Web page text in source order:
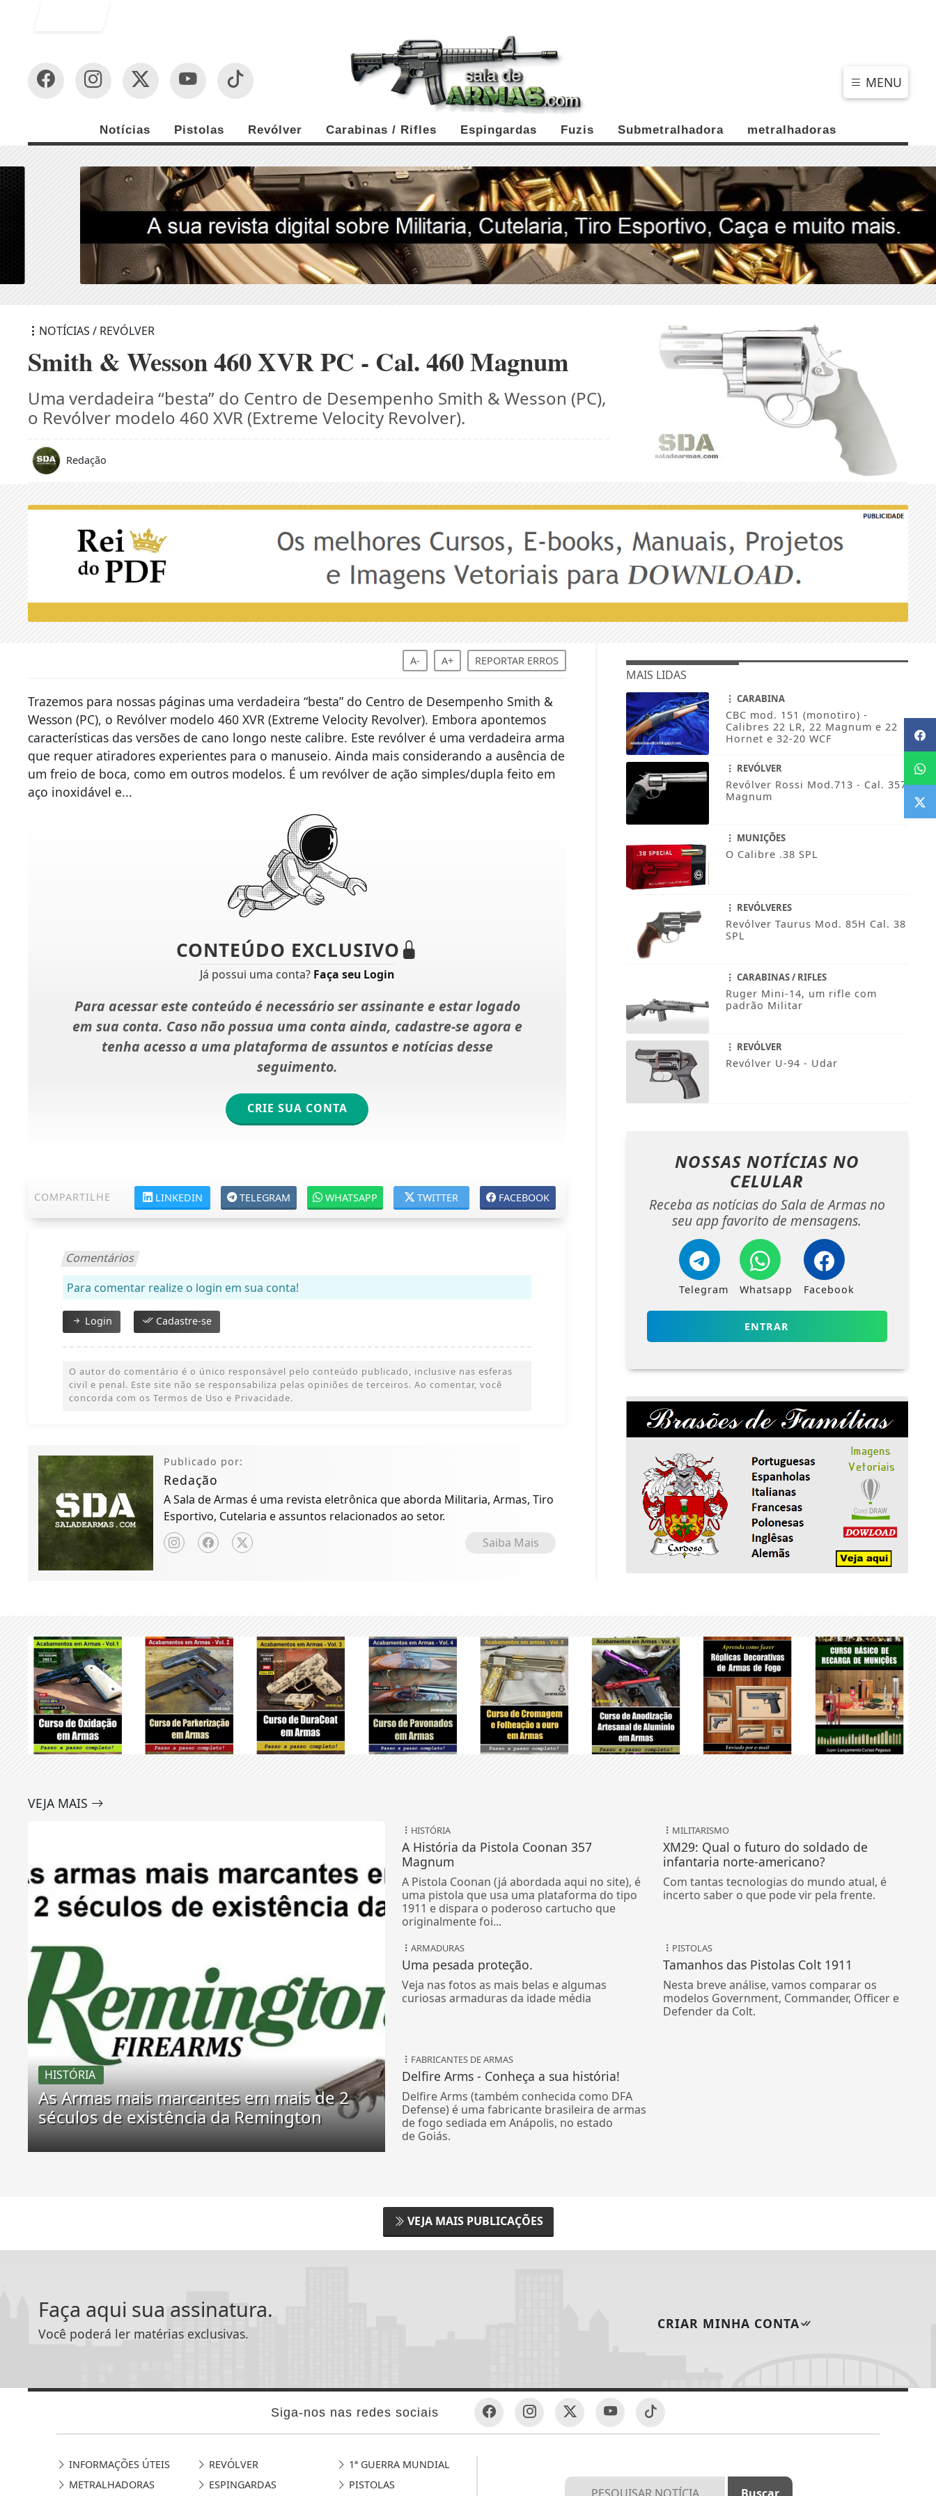
MENU
Notícias Pistolas Revólver Carabinas / Rifles Espingardas Fuzis Submetralhadora metralhadoras
NOTÍCIAS / REVÓLVER
Smith & Wesson 460 XVR PC - Cal. 460 Magnum
Uma verdadeira “besta” do Centro de Desempenho Smith & Wesson (PC),
o Revólver modelo 460 XVR (Extreme Velocity Revolver).
Redação
A- A+ REPORTAR ERROS
Trazemos para nossas páginas uma verdadeira “besta” do Centro de Desempenho Smith &
Wesson (PC), o Revólver modelo 460 XVR (Extreme Velocity Revolver). Embora apontemos
características das versões de cano longo neste calibre. Este revólver é uma verdadeira arma
que requer atiradores experientes para o manuseio. Ainda mais considerando a ausência de
um freio de boca, como em outros modelos. É um revólver de ação simples/dupla feito em
aço inoxidável e...
CONTEÚDO EXCLUSIVO
Já possui uma conta? Faça seu Login
Para acessar este conteúdo é necessário ser assinante e estar logado
em sua conta. Caso não possua uma conta ainda, cadastre-se agora e
tenha acesso a uma plataforma de assuntos e notícias desse
seguimento.
CRIE SUA CONTA
COMPARTILHE FACEBOOK
TWITTER
WHATSAPP
TELEGRAM
LINKEDIN
Comentários
Para comentar realize o login em sua conta!
Login Cadastre-se
O autor do comentário é o único responsável pelo conteúdo publicado, inclusive nas esferas
civil e penal. Este site não se responsabiliza pelas opiniões de terceiros. Ao comentar, você
concorda com os Termos de Uso e Privacidade.
Publicado por:
Redação
A Sala de Armas é uma revista eletrônica que aborda Militaria, Armas, Tiro
Esportivo, Cutelaria e assuntos relacionados ao setor.
Saiba Mais
MAIS LIDAS
CARABINA
CBC mod. 151 (monotiro) -
Calibres 22 LR, 22 Magnum e 22
Hornet e 32-20 WCF
REVÓLVER
Revólver Rossi Mod.713 - Cal. 357
Magnum
MUNIÇÕES
O Calibre .38 SPL
REVÓLVERES
Revólver Taurus Mod. 85H Cal. 38
SPL
CARABINAS / RIFLES
Ruger Mini-14, um rifle com
padrão Militar
REVÓLVER
Revólver U-94 - Udar
NOSSAS NOTÍCIAS NO
CELULAR
Receba as notícias do Sala de Armas no
seu app favorito de mensagens.
Telegram Whatsapp Facebook
ENTRAR
VEJA MAIS
HISTÓRIA
As Armas mais marcantes em mais de 2
séculos de existência da Remington
HISTÓRIA
A História da Pistola Coonan 357
Magnum
A Pistola Coonan (já abordada aqui no site), é
uma pistola que usa uma plataforma do tipo
1911 e dispara o poderoso cartucho que
originalmente foi...
MILITARISMO
XM29: Qual o futuro do soldado de
infantaria norte-americano?
Com tantas tecnologias do mundo atual, é
incerto saber o que pode vir pela frente.
ARMADURAS
Uma pesada proteção.
Veja nas fotos as mais belas e algumas
curiosas armaduras da idade média
PISTOLAS
Tamanhos das Pistolas Colt 1911
Nesta breve análise, vamos comparar os
modelos Government, Commander, Officer e
Defender da Colt.
FABRICANTES DE ARMAS
Delfire Arms - Conheça a sua história!
Delfire Arms (também conhecida como DFA
Defense) é uma fabricante brasileira de armas
de fogo sediada em Anápolis, no estado
de Goiás.
VEJA MAIS PUBLICAÇÕES
Faça aqui sua assinatura.
Você poderá ler matérias exclusivas.
CRIAR MINHA CONTA
Siga-nos nas redes sociais
INFORMAÇÕES ÚTEIS REVÓLVER
1ª GUERRA MUNDIAL
METRALHADORAS
ESPINGARDAS PISTOLAS